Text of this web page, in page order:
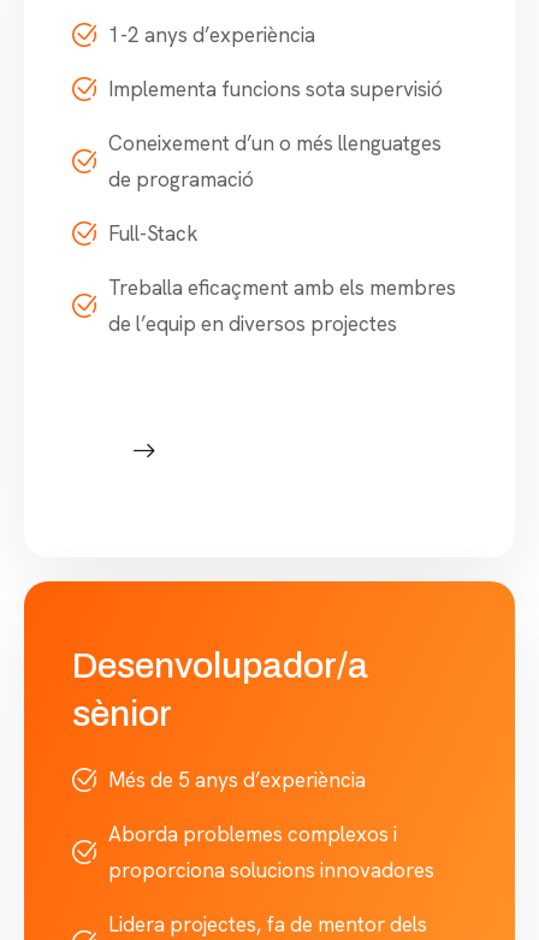
1-2 anys d’experiència
Implementa funcions sota supervisió
Coneixement d’un o més llenguatges
de programació
Full-Stack
Treballa eficaçment amb els membres
de l’equip en diversos projectes
Desenvolupador/a
sènior
Més de 5 anys d’experiència
Aborda problemes complexos i
proporciona solucions innovadores
Lidera projectes, fa de mentor dels